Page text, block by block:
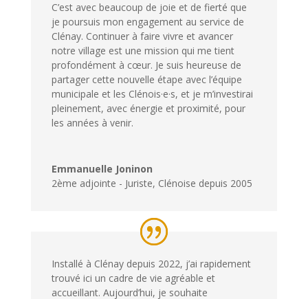
C’est avec beaucoup de joie et de fierté que
je poursuis mon engagement au service de
Clénay. Continuer à faire vivre et avancer
notre village est une mission qui me tient
profondément à cœur. Je suis heureuse de
partager cette nouvelle étape avec l’équipe
municipale et les Clénois·e·s, et je m’investirai
pleinement, avec énergie et proximité, pour
les années à venir.
Emmanuelle Joninon
2ème adjointe - Juriste, Clénoise depuis 2005
Installé à Clénay depuis 2022, j’ai rapidement
trouvé ici un cadre de vie agréable et
accueillant. Aujourd’hui, je souhaite